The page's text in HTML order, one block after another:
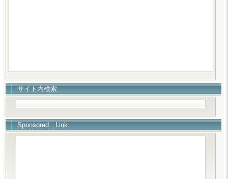
サイト内検索
Sponsored Link